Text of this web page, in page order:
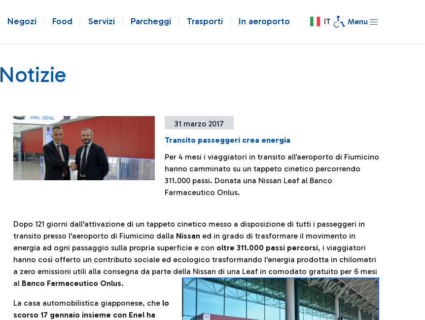
Negozi Food Servizi Parcheggi Trasporti In aeroporto IT Menu
Notizie
31 marzo 2017
Transito passeggeri crea energia
Per 4 mesi i viaggiatori in transito all’aeroporto di Fiumicino
hanno camminato su un tappeto cinetico percorrendo
311.000 passi. Donata una Nissan Leaf al Banco
Farmaceutico Onlus.
Dopo 121 giorni dall'attivazione di un tappeto cinetico messo a disposizione di tutti i passeggeri in
transito presso l'aeroporto di Fiumicino dalla Nissan ed in grado di trasformare il movimento in
energia ad ogni passaggio sulla propria superficie e con oltre 311.000 passi percorsi, i viaggiatori
hanno così offerto un contributo sociale ed ecologico trasformando l'energia prodotta in chilometri
a zero emissioni utili alla consegna da parte della Nissan di una Leaf in comodato gratuito per 6 mesi
al Banco Farmaceutico Onlus.
La casa automobilistica giapponese, che lo
scorso 17 gennaio insieme con Enel ha